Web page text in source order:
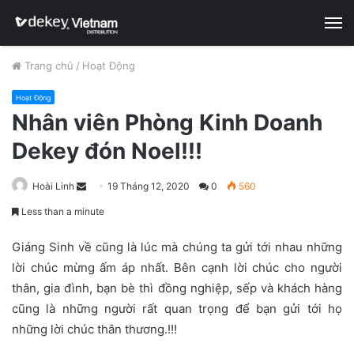
Trang chủ / Hoạt Động
Hoạt Động
Nhân viên Phòng Kinh Doanh
Dekey đón Noel!!!
Hoài Linh
d
a
m
a
19 Tháng 12, 2020 0 560
Less than a minute
Giáng Sinh về cũng là lúc mà chúng ta gửi tới nhau những
lời chúc mừng ấm áp nhất. Bên cạnh lời chúc cho người
thân, gia đình, bạn bè thì đồng nghiệp, sếp và khách hàng
cũng là những người rất quan trọng để bạn gửi tới họ
những lời chúc thân thương.!!!